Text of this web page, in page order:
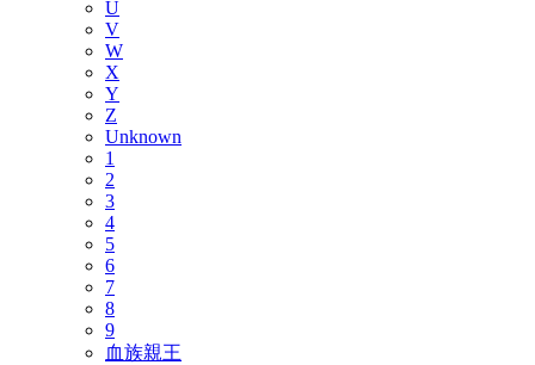
U
V
W
X
Y
Z
Unknown
1
2
3
4
5
6
7
8
9
血族親王